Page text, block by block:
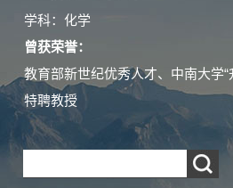
学科：化学
曾获荣誉：
教育部新世纪优秀人才、中南大学“
特聘教授